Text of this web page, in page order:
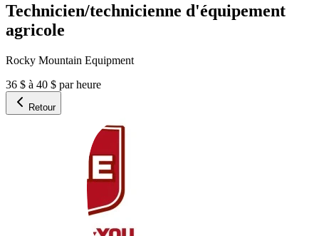
Technicien/technicienne d'équipement
agricole
Rocky Mountain Equipment
36 $ à 40 $ par heure
Retour